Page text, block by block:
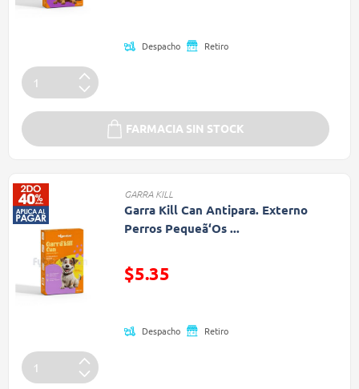
Despacho Retiro
FARMACIA SIN STOCK
GARRA KILL
Garra Kill Can Antipara. Externo
Perros Pequeã‘Os ...
Precio reducido de
$5.35
Despacho Retiro